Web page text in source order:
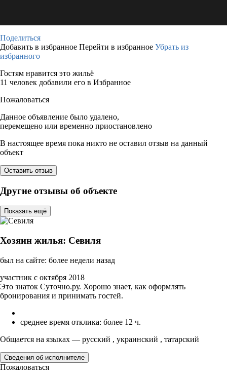
Поделиться
Добавить в избранное Перейти в избранное Убрать из
избранного
Гостям нравится это жильё
11 человек добавили его в Избранное
Пожаловаться
Данное объявление было удалено,
перемещено или временно приостановлено
В настоящее время пока никто не оставил отзыв на данный
объект
Оставить отзыв
Другие отзывы об объекте
Показать ещё
Хозяин жилья: Севиля
был на сайте: более недели назад
участник с октября 2018
Это знаток Суточно.ру. Хорошо знает, как оформлять
бронирования и принимать гостей.
среднее время отклика: более 12 ч.
Общается на языках — русский , украинский , татарский
Сведения об исполнителе
Пожаловаться